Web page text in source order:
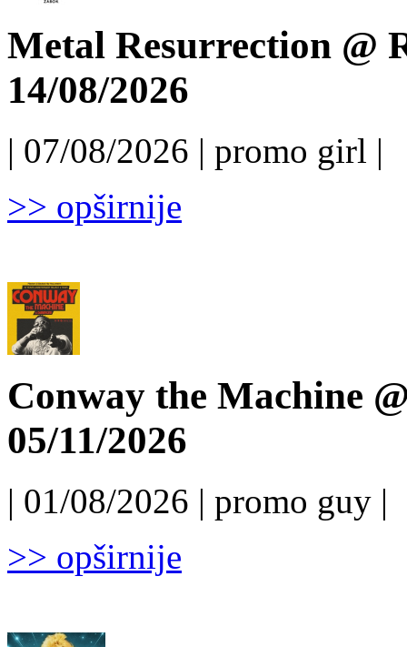
Metal Resurrection @
14/08/2026
| 07/08/2026 | promo girl |
>> opširnije
Conway the Machine
05/11/2026
| 01/08/2026 | promo guy |
>> opširnije